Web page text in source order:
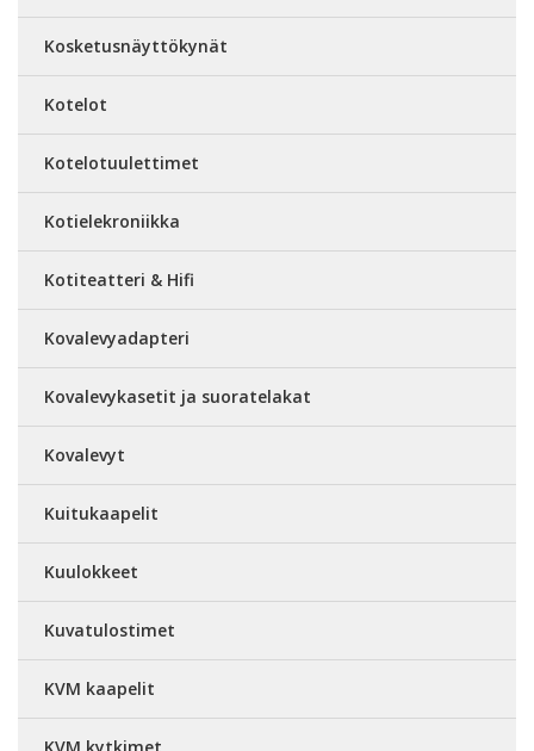
Kosketusnäyttökynät
Kotelot
Kotelotuulettimet
Kotielekroniikka
Kotiteatteri & Hifi
Kovalevyadapteri
Kovalevykasetit ja suoratelakat
Kovalevyt
Kuitukaapelit
Kuulokkeet
Kuvatulostimet
KVM kaapelit